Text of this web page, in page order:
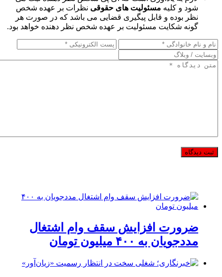
شود و کلیه مسئولیت های حقوقی نظرات بر عهده شخص
نظر بوده و قابل پیگیری قضایی می باشد که در صورت هر
گونه شکایت مسئولیت بر عهده شخص نظر دهنده خواهد بود.
ضرورت افزایش سقف وام اشتغال
مددجویان به ۴۰۰ میلیون تومان